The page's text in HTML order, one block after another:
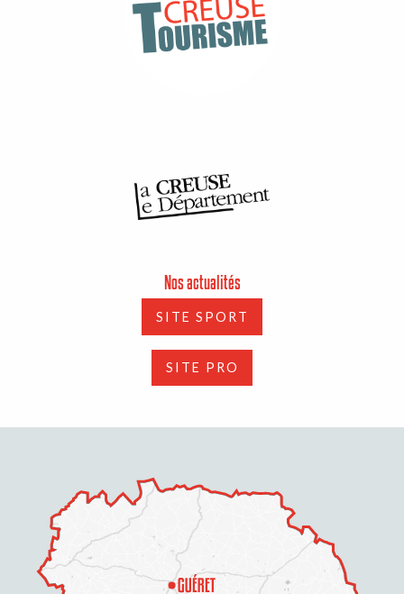
Nos actualités
SITE SPORT
SITE PRO